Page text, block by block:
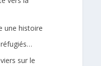
une histoire
réfugiés…
sur le